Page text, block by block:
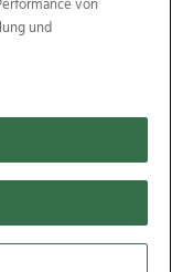
Galerien
& Co KG
von
und